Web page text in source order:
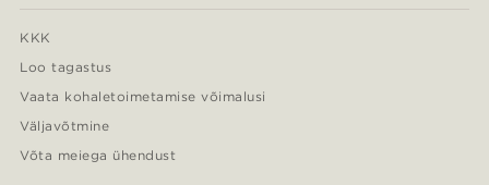
KKK
Loo tagastus
Vaata kohaletoimetamise võimalusi
Väljavõtmine
Võta meiega ühendust